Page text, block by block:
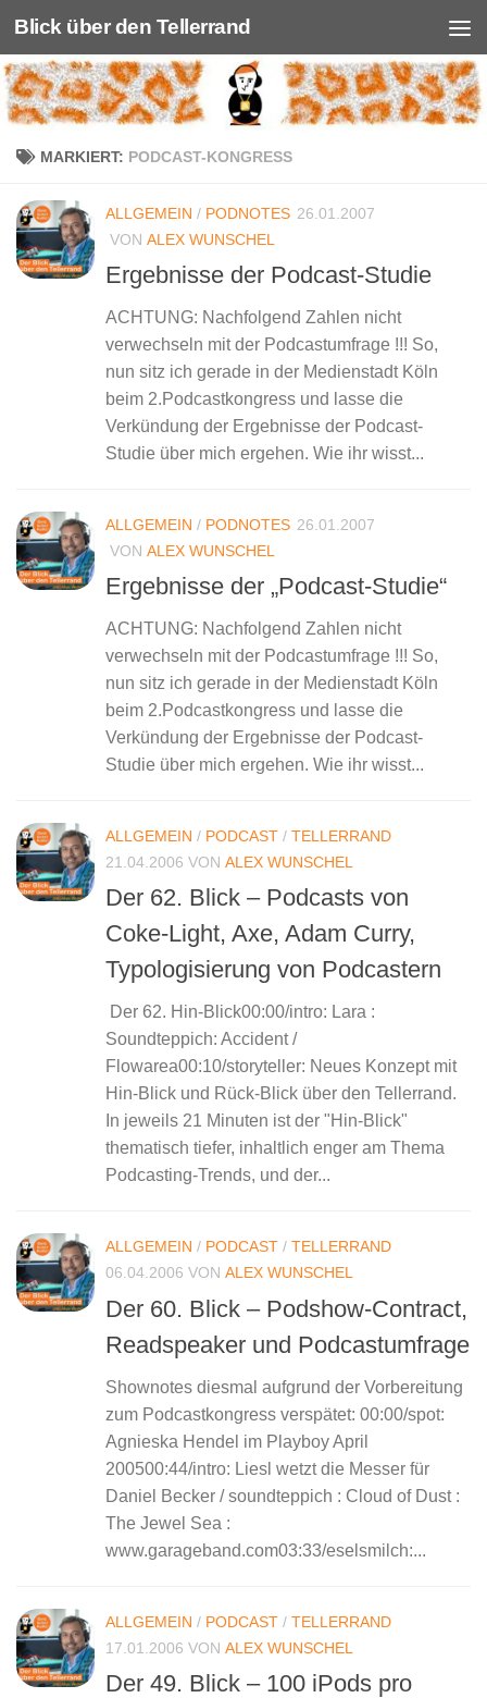
Unter dem Inhalt
Blick über den Tellerrand
MARKIERT: PODCAST-KONGRESS
ALLGEMEIN / PODNOTES 26.01.2007
VON ALEX WUNSCHEL
Ergebnisse der Podcast-Studie
ACHTUNG: Nachfolgend Zahlen nicht
verwechseln mit der Podcastumfrage !!! So,
nun sitz ich gerade in der Medienstadt Köln
beim 2.Podcastkongress und lasse die
Verkündung der Ergebnisse der Podcast-
Studie über mich ergehen. Wie ihr wisst...
ALLGEMEIN / PODNOTES 26.01.2007
VON ALEX WUNSCHEL
Ergebnisse der „Podcast-Studie“
ACHTUNG: Nachfolgend Zahlen nicht
verwechseln mit der Podcastumfrage !!! So,
nun sitz ich gerade in der Medienstadt Köln
beim 2.Podcastkongress und lasse die
Verkündung der Ergebnisse der Podcast-
Studie über mich ergehen. Wie ihr wisst...
ALLGEMEIN / PODCAST / TELLERRAND
21.04.2006 VON ALEX WUNSCHEL
Der 62. Blick – Podcasts von
Coke-Light, Axe, Adam Curry,
Typologisierung von Podcastern
Der 62. Hin-Blick00:00/intro: Lara :
Soundteppich: Accident /
Flowarea00:10/storyteller: Neues Konzept mit
Hin-Blick und Rück-Blick über den Tellerrand.
In jeweils 21 Minuten ist der "Hin-Blick"
thematisch tiefer, inhaltlich enger am Thema
Podcasting-Trends, und der...
ALLGEMEIN / PODCAST / TELLERRAND
06.04.2006 VON ALEX WUNSCHEL
Der 60. Blick – Podshow-Contract,
Readspeaker und Podcastumfrage
Shownotes diesmal aufgrund der Vorbereitung
zum Podcastkongress verspätet: 00:00/spot:
Agnieska Hendel im Playboy April
200500:44/intro: Liesl wetzt die Messer für
Daniel Becker / soundteppich : Cloud of Dust :
The Jewel Sea :
www.garageband.com03:33/eselsmilch:...
ALLGEMEIN / PODCAST / TELLERRAND
17.01.2006 VON ALEX WUNSCHEL
Der 49. Blick – 100 iPods pro